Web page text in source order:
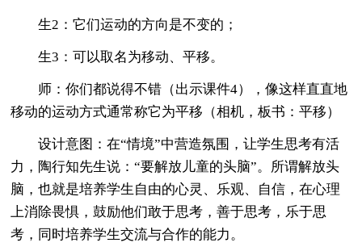
生2：它们运动的方向是不变的；
生3：可以取名为移动、平移。
师：你们都说得不错（出示课件4），像这样直直地
移动的运动方式通常称它为平移（相机，板书：平移）
设计意图：在“情境”中营造氛围，让学生思考有活
力，陶行知先生说：“要解放儿童的头脑”。所谓解放头
脑，也就是培养学生自由的心灵、乐观、自信，在心理
上消除畏惧，鼓励他们敢于思考，善于思考，乐于思
考，同时培养学生交流与合作的能力。